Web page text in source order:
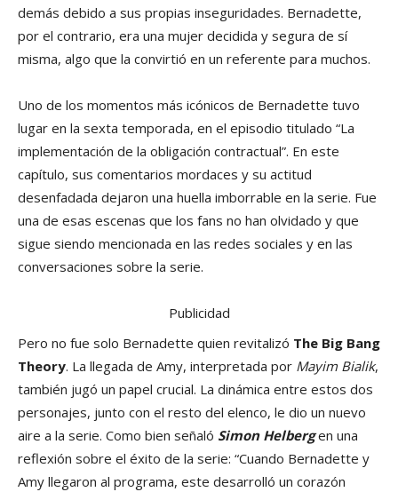
demás debido a sus propias inseguridades. Bernadette,
por el contrario, era una mujer decidida y segura de sí
misma, algo que la convirtió en un referente para muchos.
Uno de los momentos más icónicos de Bernadette tuvo
lugar en la sexta temporada, en el episodio titulado “La
implementación de la obligación contractual”. En este
capítulo, sus comentarios mordaces y su actitud
desenfadada dejaron una huella imborrable en la serie. Fue
una de esas escenas que los fans no han olvidado y que
sigue siendo mencionada en las redes sociales y en las
conversaciones sobre la serie.
Publicidad
Pero no fue solo Bernadette quien revitalizó The Big Bang
Theory. La llegada de Amy, interpretada por Mayim Bialik,
también jugó un papel crucial. La dinámica entre estos dos
personajes, junto con el resto del elenco, le dio un nuevo
aire a la serie. Como bien señaló Simon Helbergen una
reflexión sobre el éxito de la serie: “Cuando Bernadette y
Amy llegaron al programa, este desarrolló un corazón